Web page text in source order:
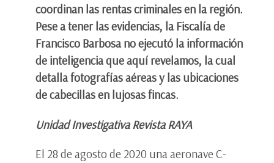
coordinan las rentas criminales en la región.
Pese a tener las evidencias, la Fiscalía de
Francisco Barbosa no ejecutó la información
de inteligencia que aquí revelamos, la cual
detalla fotografías aéreas y las ubicaciones
de cabecillas en lujosas fincas.
Unidad Investigativa Revista RAYA
El 28 de agosto de 2020 una aeronave C-